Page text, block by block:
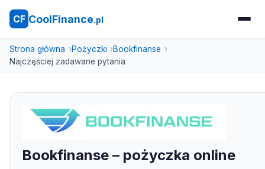
CF CoolFinance.pl
Strona główna Pożyczki
Bookfinanse
Najczęściej zadawane pytania
Bookfinanse – pożyczka online